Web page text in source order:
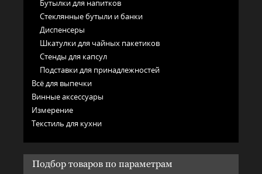
Бутылки для напитков
Стеклянные бутыли и банки
Диспенсеры
Шкатулки для чайных пакетиков
Стенды для капсул
Подставки для принадлежностей
Всё для выпечки
Винные аксессуары
Измерение
Текстиль для кухни
Подбор товаров по параметрам